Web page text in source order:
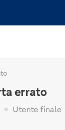
errato
Utente finale